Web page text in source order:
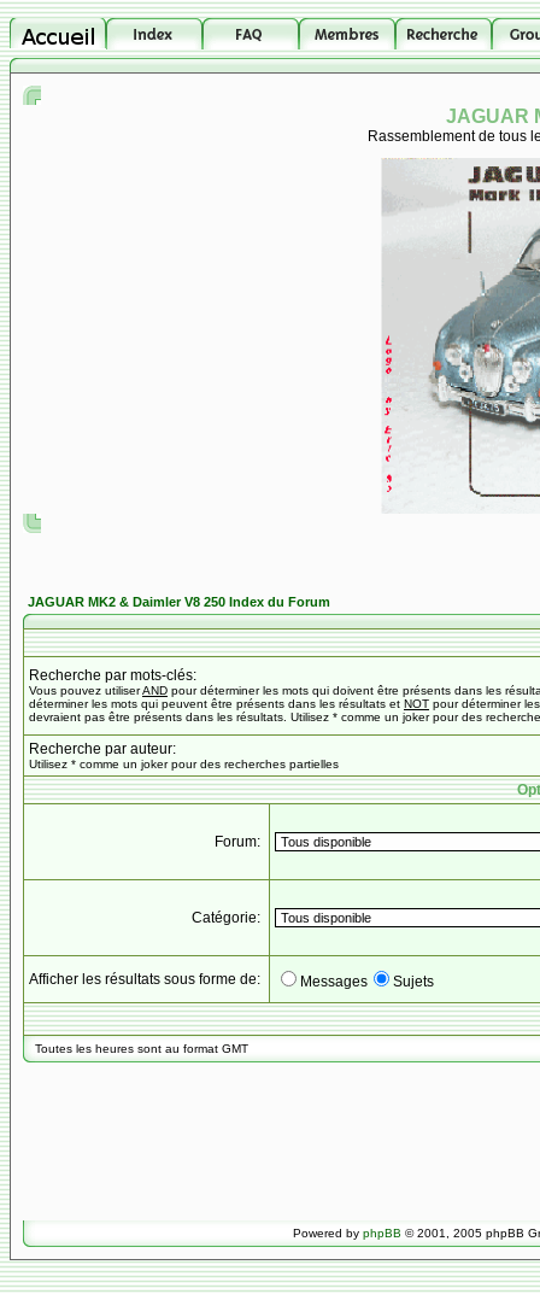
JAGUAR
Rassemblement de tous
JAGUAR MK2 & Daimler V8 250 Index du Forum
Recherche par mots-clés:
Vous pouvez utiliserAND pour déterminer les mots qui doivent être présents dans les
déterminer les mots qui peuvent être présents dans les résultats et NOT pour déterminer
devraient pas être présents dans les résultats. Utilisez * comme un joker pour des
Recherche par auteur:
Utilisez * comme un joker pour des recherches partielles
Forum:
Catégorie:
Afficher les résultats sous forme de: Messages Sujets
Toutes les heures sont au format GMT
Powered by phpBB © 2001, 2005 phpBB